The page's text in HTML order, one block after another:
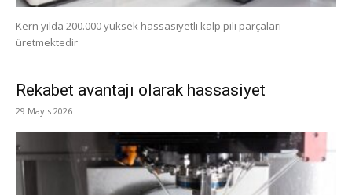
Kern yılda 200.000 yüksek hassasiyetli kalp pili parçaları
üretmektedir
Rekabet avantajı olarak hassasiyet
29 Mayıs 2026